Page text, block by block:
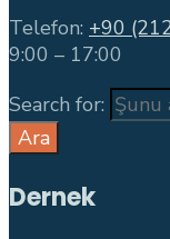
Telefon: +90
9:00 – 17:00
Search for:
Ara
Dernek